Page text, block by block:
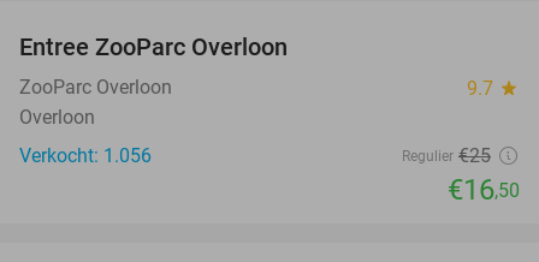
Entree ZooParc Overloon
ZooParc Overloon 9.7 star
Overloon
Verkocht: 1.056
Regulier €25
€16,50